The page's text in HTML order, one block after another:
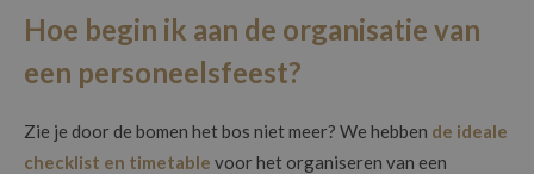
Hoe begin ik aan de organisatie van
een personeelsfeest?
Zie je door de bomen het bos niet meer? We hebben de ideale
checklist en timetable voor het organiseren van een